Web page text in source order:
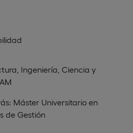
Ingeniería, Ciencia y
Máster Universitario en
de Gestión